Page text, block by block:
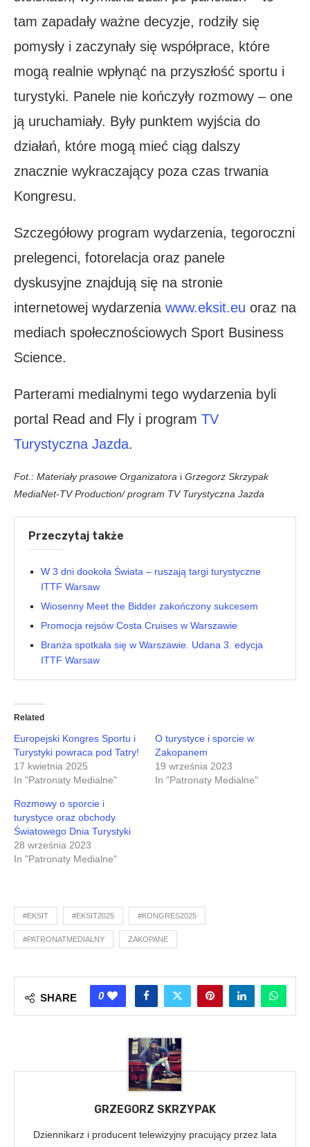
tam zapadały ważne decyzje, rodziły się
pomysły i zaczynały się współprace, które
mogą realnie wpłynąć na przyszłość sportu i
turystyki. Panele nie kończyły rozmowy – one
ją uruchamiały. Były punktem wyjścia do
działań, które mogą mieć ciąg dalszy
znacznie wykraczający poza czas trwania
Kongresu.
Szczegółowy program wydarzenia, tegoroczni
prelegenci, fotorelacja oraz panele
dyskusyjne znajdują się na stronie
internetowej wydarzenia www.eksit.eu oraz na
mediach społecznościowych Sport Business
Science.
Parterami medialnymi tego wydarzenia byli
portal Read and Fly i program TV
Turystyczna Jazda.
Fot.: Materiały prasowe Organizatora i Grzegorz Skrzypak
MediaNet-TV Production/ program TV Turystyczna Jazda
Przeczytaj także
W 3 dni dookoła Świata – ruszają targi turystyczne
ITTF Warsaw
Wiosenny Meet the Bidder zakończony sukcesem
Promocja rejsów Costa Cruises w Warszawie
Branża spotkała się w Warszawie. Udana 3. edycja
ITTF Warsaw
Related
Europejski Kongres Sportu i
Turystyki powraca pod Tatry!
17 kwietnia 2025
In "Patronaty Medialne"
O turystyce i sporcie w
Zakopanem
19 września 2023
In "Patronaty Medialne"
Rozmowy o sporcie i
turystyce oraz obchody
Światowego Dnia Turystyki
28 września 2023
In "Patronaty Medialne"
#EKSIT #EKSIT2025 #KONGRES2025
#PATRONATMEDIALNY ZAKOPANE
SHARE 0
GRZEGORZ SKRZYPAK
Dziennikarz i producent telewizyjny pracujący przez lata